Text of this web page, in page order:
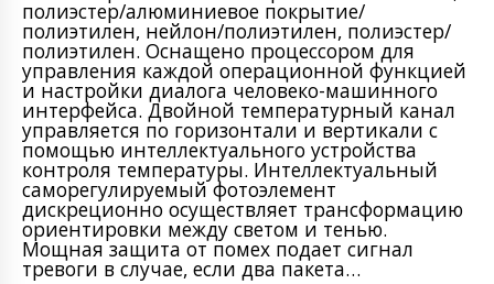
полиэстер/алюминиевое покрытие/
полиэтилен, нейлон/полиэтилен, полиэстер/
полиэтилен. Оснащено процессором для
управления каждой операционной функцией
и настройки диалога человеко-машинного
интерфейса. Двойной температурный канал
управляется по горизонтали и вертикали с
помощью интеллектуального устройства
контроля температуры. Интеллектуальный
саморегулируемый фотоэлемент
дискреционно осуществляет трансформацию
ориентировки между светом и тенью.
Мощная защита от помех подает сигнал
тревоги в случае, если два пакета…